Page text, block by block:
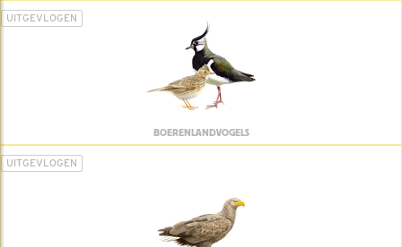
UITGEVLOGEN
BOERENLANDVOGELS
UITGEVLOGEN